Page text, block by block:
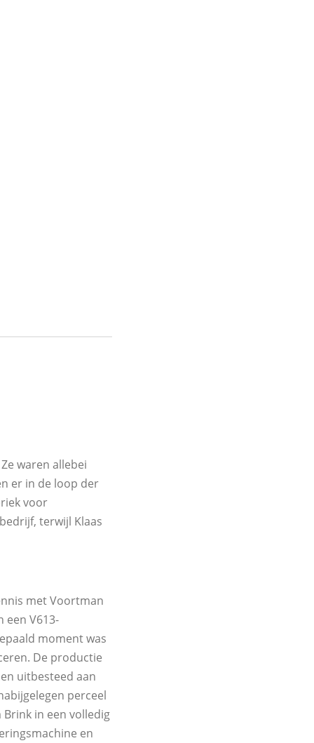
waren allebei
er in de loop der
voor
terwijl Klaas
met Voortman
een V613-
moment was
De productie
uitbesteed aan
perceel
in een volledig
en